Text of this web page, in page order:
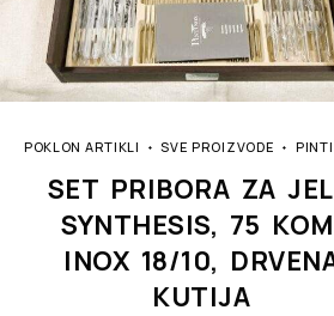
POKLON ARTIKLI SVE PROIZVODE
SET PRIBORA ZA
SYNTHESIS, 75
INOX 18/10,
KUTIJA